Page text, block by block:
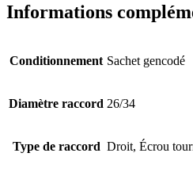
Informations
Conditionnement Sachet gencodé
Diamètre raccord 26/34
Type de raccord Droit, Écrou